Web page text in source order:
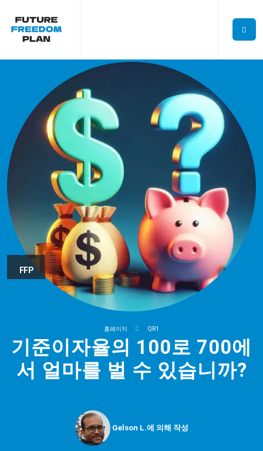
FFP
홈페이지 QR1
기준이자율의 100로 700에
서 얼마를 벌 수 있습니까?
Gelson L.에 의해 작성